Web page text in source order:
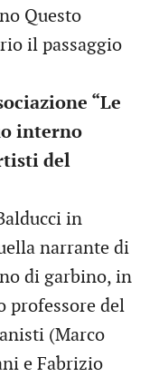
Questo
il passaggio
“Le
interno
del
in
narrante di
di garbino, in
professore del
(Marco
e Fabrizio